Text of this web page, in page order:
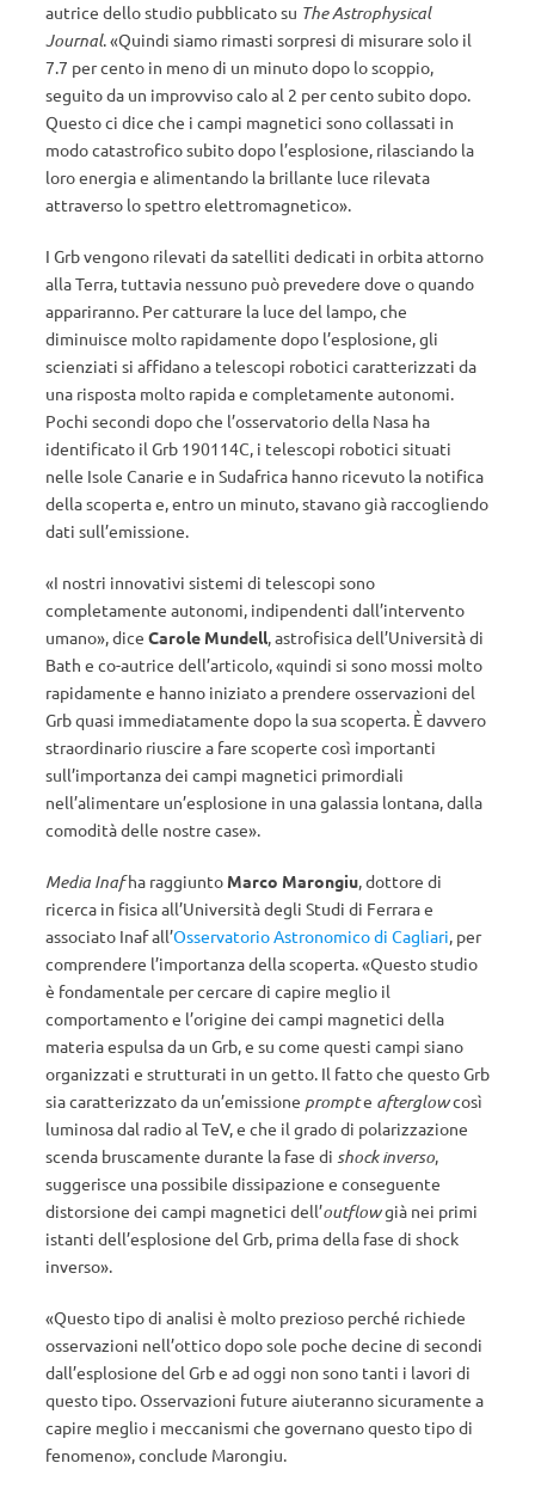
autrice dello studio pubblicato su The Astrophysical
Journal. «Quindi siamo rimasti sorpresi di misurare solo il
7.7 per cento in meno di un minuto dopo lo scoppio,
seguito da un improvviso calo al 2 per cento subito dopo.
Questo ci dice che i campi magnetici sono collassati in
modo catastrofico subito dopo l’esplosione, rilasciando la
loro energia e alimentando la brillante luce rilevata
attraverso lo spettro elettromagnetico».
I Grb vengono rilevati da satelliti dedicati in orbita attorno
alla Terra, tuttavia nessuno può prevedere dove o quando
appariranno. Per catturare la luce del lampo, che
diminuisce molto rapidamente dopo l’esplosione, gli
scienziati si affidano a telescopi robotici caratterizzati da
una risposta molto rapida e completamente autonomi.
Pochi secondi dopo che l’osservatorio della Nasa ha
identificato il Grb 190114C, i telescopi robotici situati
nelle Isole Canarie e in Sudafrica hanno ricevuto la notifica
della scoperta e, entro un minuto, stavano già raccogliendo
dati sull’emissione.
«I nostri innovativi sistemi di telescopi sono
completamente autonomi, indipendenti dall’intervento
umano», dice Carole Mundell, astrofisica dell’Università di
Bath e co-autrice dell’articolo, «quindi si sono mossi molto
rapidamente e hanno iniziato a prendere osservazioni del
Grb quasi immediatamente dopo la sua scoperta. È davvero
straordinario riuscire a fare scoperte così importanti
sull’importanza dei campi magnetici primordiali
nell’alimentare un’esplosione in una galassia lontana, dalla
comodità delle nostre case».
Media Inafha raggiunto Marco Marongiu, dottore di
ricerca in fisica all’Università degli Studi di Ferrara e
associato Inaf all’Osservatorio Astronomico di Cagliari, per
comprendere l’importanza della scoperta. «Questo studio
è fondamentale per cercare di capire meglio il
comportamento e l’origine dei campi magnetici della
materia espulsa da un Grb, e su come questi campi siano
organizzati e strutturati in un getto. Il fatto che questo Grb
sia caratterizzato da un’emissione prompte afterglowcosì
luminosa dal radio al TeV, e che il grado di polarizzazione
scenda bruscamente durante la fase di shock inverso,
suggerisce una possibile dissipazione e conseguente
distorsione dei campi magnetici dell’outflowgià nei primi
istanti dell’esplosione del Grb, prima della fase di shock
inverso».
«Questo tipo di analisi è molto prezioso perché richiede
osservazioni nell’ottico dopo sole poche decine di secondi
dall’esplosione del Grb e ad oggi non sono tanti i lavori di
questo tipo. Osservazioni future aiuteranno sicuramente a
capire meglio i meccanismi che governano questo tipo di
fenomeno», conclude Marongiu.